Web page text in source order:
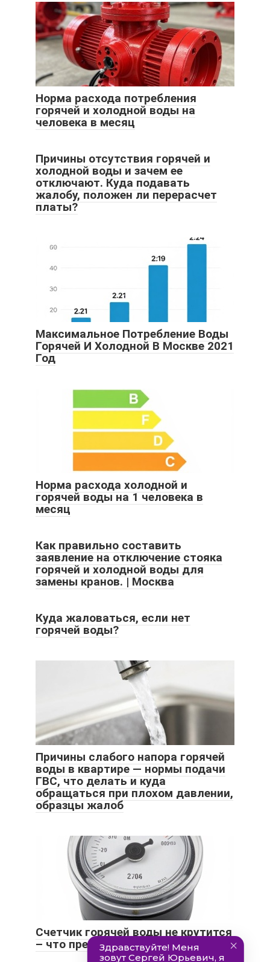
Норма расхода потребления
горячей и холодной воды на
человека в месяц
Причины отсутствия горячей и
холодной воды и зачем ее
отключают. Куда подавать
жалобу, положен ли перерасчет
платы?
Максимальное Потребление Воды
Горячей И Холодной В Москве 2021
Год
Норма расхода холодной и
горячей воды на 1 человека в
месяц
Как правильно составить
заявление на отключение стояка
горячей и холодной воды для
замены кранов. | Москва
Куда жаловаться, если нет
горячей воды?
Причины слабого напора горячей
воды в квартире — нормы подачи
ГВС, что делать и куда
обращаться при плохом давлении,
образцы жалоб
Счетчик горячей воды не крутится
– что предпринять?